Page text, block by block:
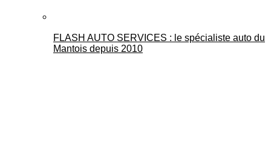
FLASH AUTO SERVICES : le spécialiste auto du
Mantois depuis 2010